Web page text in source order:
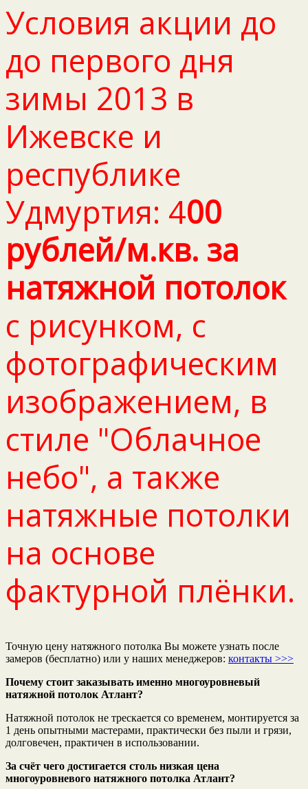
Условия акции до
до первого дня
зимы 2013 в
Ижевске и
республике
Удмуртия: 400
рублей/м.кв. за
натяжной потолок
с рисунком, с
фотографическим
изображением, в
стиле "Облачное
небо", а также
натяжные потолки
на основе
фактурной плёнки.
Точную цену натяжного потолка Вы можете узнать после
замеров (бесплатно) или у наших менеджеров: контакты >>>
Почему стоит заказывать именно многоуровневый
натяжной потолок Атлант?
Натяжной потолок не трескается со временем, монтируется за
1 день опытными мастерами, практически без пыли и грязи,
долговечен, практичен в использовании.
За счёт чего достигается столь низкая цена
многоуровневого натяжного потолка Атлант?